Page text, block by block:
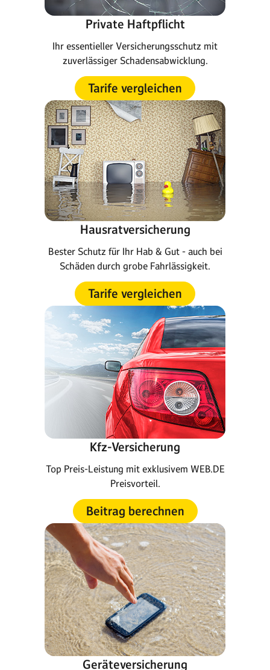
Private Haftpflicht
Ihr essentieller Versicherungsschutz mit
zuverlässiger Schadensabwicklung.
Tarife vergleichen
Hausratversicherung
Bester Schutz für Ihr Hab & Gut - auch bei
Schäden durch grobe Fahrlässigkeit.
Tarife vergleichen
Kfz-Versicherung
Top Preis-Leistung mit exklusivem WEB.DE
Preisvorteil.
Beitrag berechnen
Geräteversicherung